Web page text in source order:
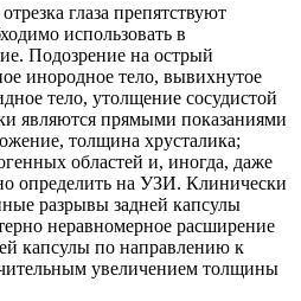
глаза препятствуют
использовать в
Подозрение на острый
инородное тело, вывихнутое
тело, утолщение сосудистой
являются прямыми показаниями
толщина хрусталика;
областей и, иногда, даже
определить на УЗИ. Клинически
разрывы задней капсулы
неравномерное расширение
капсулы по направлению к
увеличением толщины